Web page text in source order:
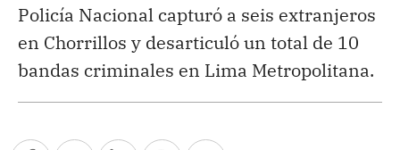
Policía Nacional capturó a seis extranjeros
en Chorrillos y desarticuló un total de 10
bandas criminales en Lima Metropolitana.